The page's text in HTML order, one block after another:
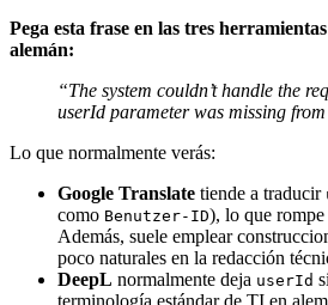
Pega esta frase en las tres
alemán:
“The system couldn’t handle the
userId parameter was missing
Lo que normalmente verás:
Google Translate tiende a traducir
como Benutzer-ID), lo que
Además, suele emplear
poco naturales en la redacción
DeepL normalmente deja userId